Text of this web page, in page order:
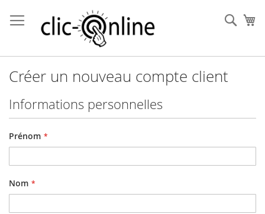
au
contenu
Créer un nouveau compte client
Informations personnelles
Prénom
Nom